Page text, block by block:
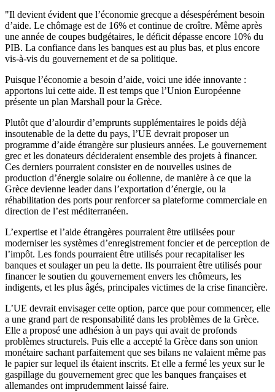
"Il devient évident que l’économie grecque a désespérément besoin
d’aide. Le chômage est de 16% et continue de croître. Même après
une année de coupes budgétaires, le déficit dépasse encore 10% du
PIB. La confiance dans les banques est au plus bas, et plus encore
vis-à-vis du gouvernement et de sa politique.
Puisque l’économie a besoin d’aide, voici une idée innovante :
apportons lui cette aide. Il est temps que l’Union Européenne
présente un plan Marshall pour la Grèce.
Plutôt que d’alourdir d’emprunts supplémentaires le poids déjà
insoutenable de la dette du pays, l’UE devrait proposer un
programme d’aide étrangère sur plusieurs années. Le gouvernement
grec et les donateurs décideraient ensemble des projets à financer.
Ces derniers pourraient consister en de nouvelles usines de
production d’énergie solaire ou éolienne, de manière à ce que la
Grèce devienne leader dans l’exportation d’énergie, ou la
réhabilitation des ports pour renforcer sa plateforme commerciale en
direction de l’est méditerranéen.
L’expertise et l’aide étrangères pourraient être utilisées pour
moderniser les systèmes d’enregistrement foncier et de perception de
l’impôt. Les fonds pourraient être utilisés pour recapitaliser les
banques et soulager un peu la dette. Ils pourraient être utilisés pour
financer le soutien du gouvernement envers les chômeurs, les
indigents, et les plus âgés, principales victimes de la crise financière.
L’UE devrait envisager cette option, parce que pour commencer, elle
a une grand part de responsabilité dans les problèmes de la Grèce.
Elle a proposé une adhésion à un pays qui avait de profonds
problèmes structurels. Puis elle a accepté la Grèce dans son union
monétaire sachant parfaitement que ses bilans ne valaient même pas
le papier sur lequel ils étaient inscrits. Et elle a fermé les yeux sur le
gaspillage du gouvernement grec que les banques françaises et
allemandes ont imprudemment laissé faire.